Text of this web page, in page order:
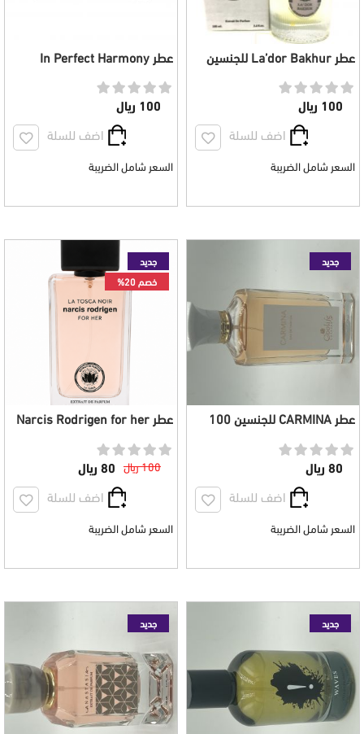
عطر La’dor Bakhur للجنسين
100 ريال
اضف للسلة
السعر شامل الضريبة
عطر In Perfect Harmony
100 ريال
اضف للسلة
السعر شامل الضريبة
جديد
عطر CARMINA للجنسين 100
80 ريال
اضف للسلة
السعر شامل الضريبة
جديد
خصم 20%
عطر Narcis Rodrigen for her
100 ريال
80 ريال
اضف للسلة
السعر شامل الضريبة
جديد جديد